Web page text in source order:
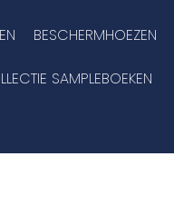
BESCHERMHOEZEN
SAMPLEBOEKEN